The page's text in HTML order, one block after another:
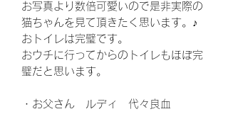
お写真より数倍可愛いので是非実際の
猫ちゃんを見て頂きたく思います。♪
おトイレは完璧です。
おウチに行ってからのトイレもほぼ完
璧だと思います。
・お父さん ルディ 代々良血